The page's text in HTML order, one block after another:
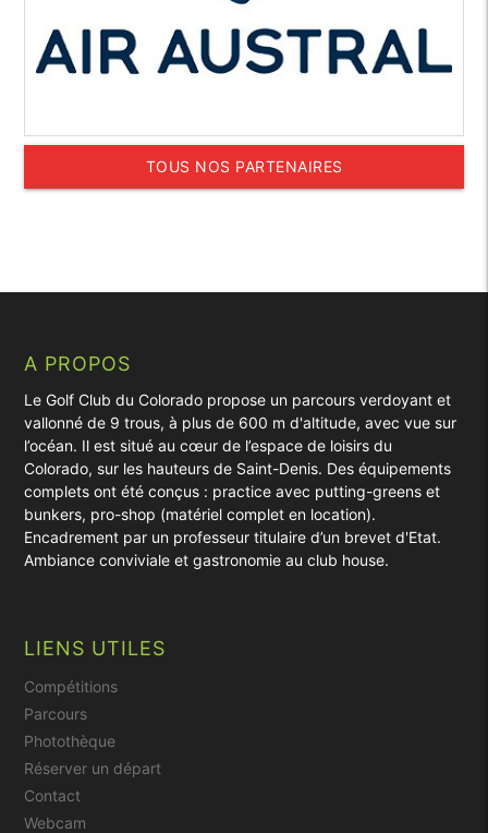
TOUS NOS PARTENAIRES
A PROPOS
Le Golf Club du Colorado propose un parcours verdoyant et
vallonné de 9 trous, à plus de 600 m d'altitude, avec vue sur
l’océan. Il est situé au cœur de l’espace de loisirs du
Colorado, sur les hauteurs de Saint-Denis. Des équipements
complets ont été conçus : practice avec putting-greens et
bunkers, pro-shop (matériel complet en location).
Encadrement par un professeur titulaire d’un brevet d'Etat.
Ambiance conviviale et gastronomie au club house.
LIENS UTILES
Compétitions
Parcours
Photothèque
Réserver un départ
Contact
Webcam